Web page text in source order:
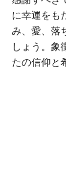
に幸運をも
み、愛、落
しょう。象
たの信仰と